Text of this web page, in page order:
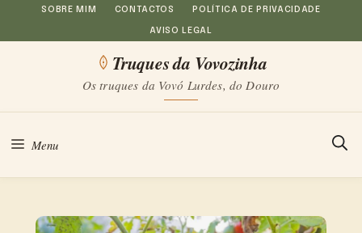
Saltar
para
conteúdo
SOBRE MIM CONTACTOS POLÍTICA DE PRIVACIDADE
AVISO LEGAL
Truques da Vovozinha
Os truques da Vovó Lurdes, do Douro
Menu